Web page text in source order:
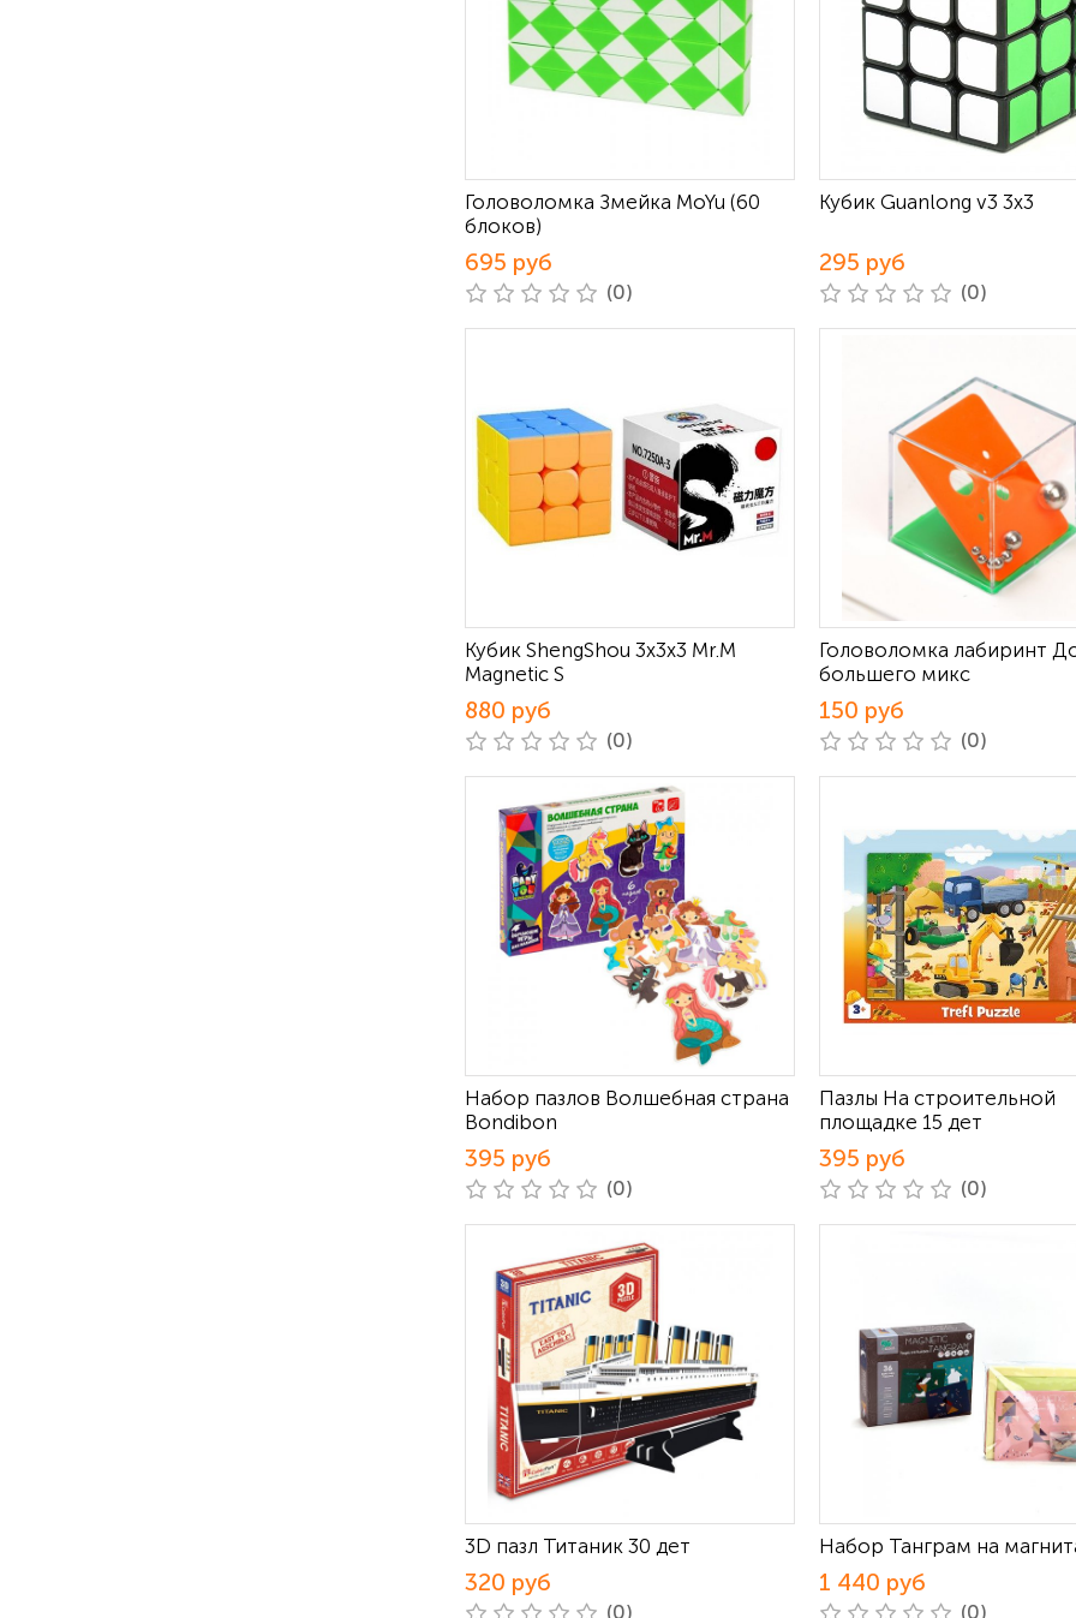
Головоломка Змейка MoYu (60
блоков)
695 руб
(0)
Кубик Guanlong v3 3х3
295 руб
(0)
Кубик ShengShou 3x3x3 Mr.M
Magnetic S
880 руб
(0)
Головоломка лабиринт
большего микс
150 руб
(0)
Набор пазлов Волшебная страна
Bondibon
395 руб
(0)
Пазлы На строительной
площадке 15 дет
395 руб
(0)
3D пазл Титаник 30 дет
320 руб
(0)
Набор Танграм на
1 440 руб
(0)